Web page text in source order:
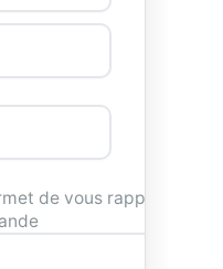
de vous rappeler